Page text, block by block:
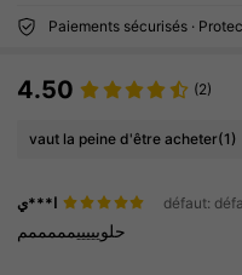
Paiements sécurisés ·
4.50 (2)
vaut la peine d'être acheter(1)
ا***ي
حلويييييمممممم